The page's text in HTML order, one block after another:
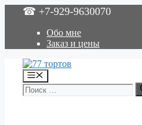
Перейти
содержимому
☎ +7-929-9630070
Обо мне
Заказ и цены
Меню
Поиск: